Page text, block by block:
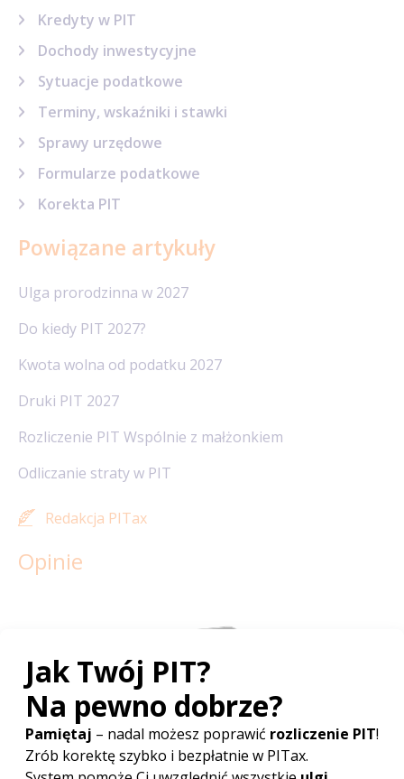
Kredyty w PIT
Dochody inwestycyjne
Sytuacje podatkowe
Terminy, wskaźniki i stawki
Sprawy urzędowe
Formularze podatkowe
Korekta PIT
Powiązane artykuły
Ulga prorodzinna w 2027
Do kiedy PIT 2027?
Kwota wolna od podatku 2027
Druki PIT 2027
Rozliczenie PIT Wspólnie z małżonkiem
Odliczanie straty w PIT
Redakcja PITax
Opinie